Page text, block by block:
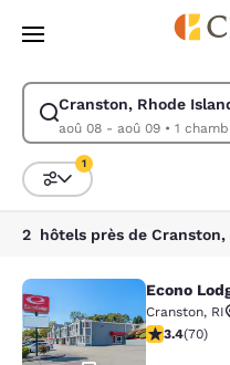
Passer à Contenu Principal
Cranston, Rhode
aoû 08 - aoû 09•
Modifiez la recherche pour
Trier et filtrer
1
Econo Lodge
Econo
Cranston, RI
3.39 étoiles.
3.4(70)